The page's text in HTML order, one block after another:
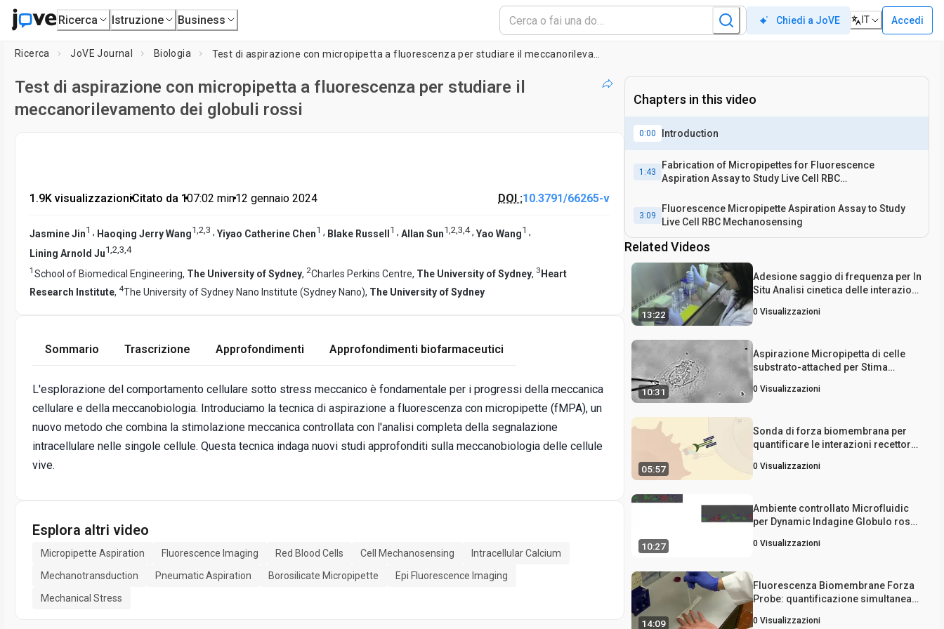
Ricerca Istruzione Business Chiedi a JoVE IT Accedi
Ricerca JoVE Journal Biologia
Test di aspirazione con micropipetta a fluorescenza per studiare il
meccanorilevamento dei globuli rossi
1.9K visualizzazioni•Citato da 1•07:02 min•12 gennaio 2024 DOI :10.3791/66265-v
Jasmine Jin1 , Haoqing Jerry Wang1,2,3 , Yiyao Catherine Chen1 , Blake Russell 1 , Allan Sun1,2,3,4, Yao Wang1 ,
Lining Arnold Ju1 2 3 4
1 School of Biomedical Engineering, The University of Sydney, 2Charles Perkins Centre, The University of Sydney, 3 Heart
Research Institute, 4The University of Sydney Nano Institute (Sydney Nano), The University of Sydney
Sommario Trascrizione Approfondimenti Approfondimenti biofarmaceutici
L'esplorazione del comportamento cellulare sotto stress meccanico è fondamentale per i progressi della meccanica
cellulare e della meccanobiologia. Introduciamo la tecnica di aspirazione a fluorescenza con micropipette (fMPA), un
nuovo metodo che combina la stimolazione meccanica controllata con l'analisi completa della segnalazione
intracellulare nelle singole cellule. Questa tecnica indaga nuovi studi approfonditi sulla meccanobiologia delle cellule
vive.
Esplora altri video
Micropipette Aspiration Fluorescence Imaging Red Blood Cells Cell Mechanosensing
Intracellular Calcium
Mechanotransduction
Pneumatic Aspiration Borosilicate Micropipette
Epi Fluorescence Imaging
Mechanical Stress
Chapters in this video
0:00 Introduction
1:43
Fabrication of Micropipettes for Fluorescence
Aspiration Assay to Study Live Cell RBC
3:09
Fluorescence Micropipette Aspiration Assay to Study
Live Cell RBC Mechanosensing
Related Videos
13:22
Adesione saggio di frequenza per In
Situ Analisi cinetica delle interazioni
alla cellula-cellula di interfaccia
0 Visualizzazioni
10:31
Aspirazione Micropipetta di celle
substrato-attached per Stima
0 Visualizzazioni
05:57
Sonda di forza biomembrana per
quantificare le interazioni recettore-
0 Visualizzazioni
10:27
Ambiente controllato Microfluidic
per Dynamic Indagine Globulo rosso
0 Visualizzazioni
14:09
Fluorescenza Biomembrane Forza
Probe: quantificazione simultanea
Binding-indotta intracellulare
0 Visualizzazioni